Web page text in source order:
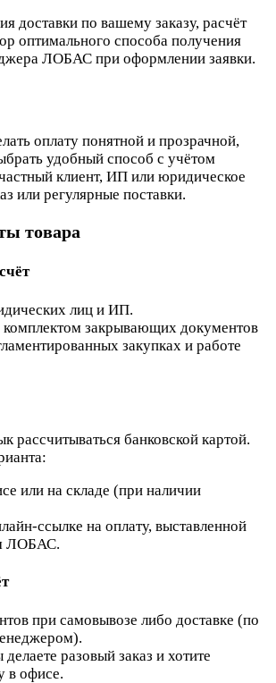
доставки по вашему заказу, расчёт
оптимального способа получения
ЛОБАС при оформлении заявки.
оплату понятной и прозрачной,
удобный способ с учётом
клиент, ИП или юридическое
или регулярные поставки.
товара
лиц и ИП.
комплектом закрывающих документов
закупках и работе
рассчитываться банковской картой.
или на складе (при наличии
ссылке на оплату, выставленной
ЛОБАС.
при самовывозе либо доставке (по
разовый заказ и хотите
в офисе.